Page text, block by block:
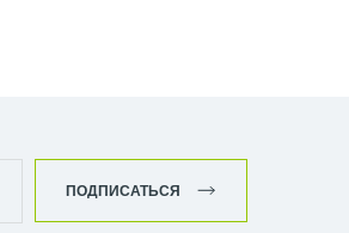
ПОДПИСАТЬСЯ